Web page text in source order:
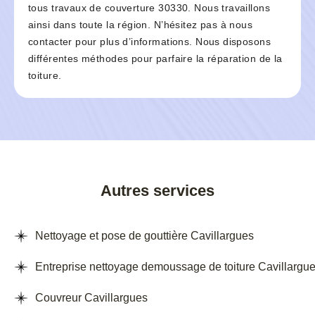
tous travaux de couverture 30330. Nous travaillons
ainsi dans toute la région. N’hésitez pas à nous
contacter pour plus d’informations. Nous disposons
différentes méthodes pour parfaire la réparation de la
toiture.
Autres services
Nettoyage et pose de gouttière Cavillargues
Entreprise nettoyage demoussage de toiture
Couvreur Cavillargues